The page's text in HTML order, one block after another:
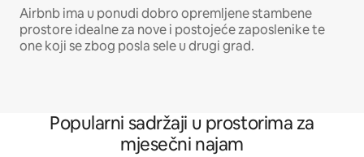
Airbnb ima u ponudi dobro opremljene stambene
prostore idealne za nove i postojeće zaposlenike te
one koji se zbog posla sele u drugi grad.
Popularni sadržaji u prostorima za
mjesečni najam